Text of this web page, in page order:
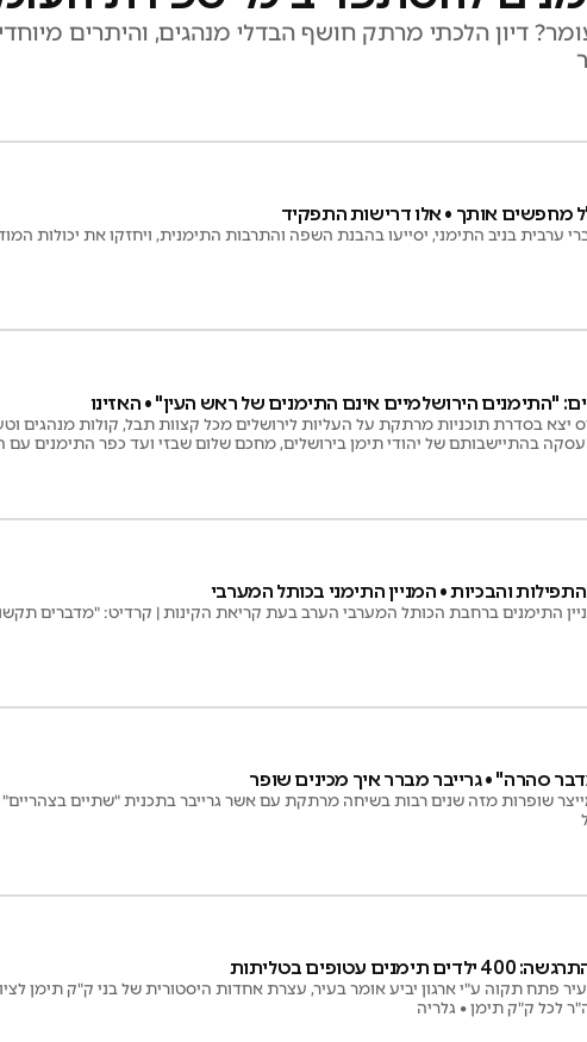
דיון הלכתי מרתק חושף הבדלי מנהגים, והיתרים
מחפשים אותך • אלו דרישות התפקיד
ערבית בניב התימני, יסייעו בהבנת השפה והתרבות התימנית, ויחזקו את יכולות
"התימנים הירושלמיים אינם התימנים של ראש העין" • האזינו
יצא בסדרת תוכניות מרתקת על העליות לירושלים מכל קצוות תבל, קולות מנהגים
בהתיישבותם של יהודי תימן בירושלים, מחכם שלום שבזי ועד כפר התימנים עם
• האזינו
והבכיות • המניין התימני בכותל המערבי
התימנים ברחבת הכותל המערבי הערב בעת קריאת הקינות | קרדיט: "מדברים
סהרה" • גרייבר מברר איך מכינים שופר
שופרות מזה שנים רבות בשיחה מרתקת עם אשר גרייבר בתכנית "שתיים
עטופים בטליתות
פתח תקוה ע"י ארגון יביע אומר בעיר, עצרת אחדות היסטורית של בני ק"ק תימן
לכל ק"ק תימן • גלריה